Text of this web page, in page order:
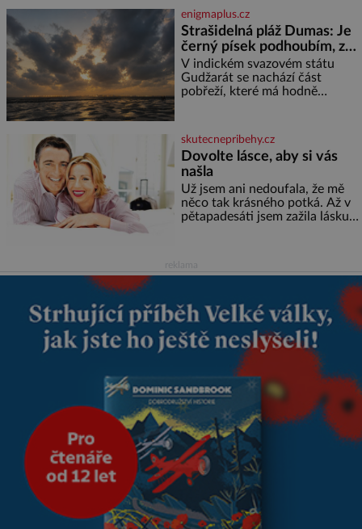
jediného dne můžete
nahlédnout do útrob jedné z
nejvýznamnějších vodních
elektráren v Evropě, vydat se na
horské hřebeny, projet se na
koloběžce a den zakončit
poznáváním památek ve
enigmaplus.cz
Strašidelná pláž Dumas: Je
černý písek podhoubím, ze
kterého roste zlo?
V indickém svazovém státu
Gudžarát se nachází část
pobřeží, které má hodně
Proč má pláž takové netypické
zbarvení? Nakolik jsou pravd
skutecnepribehy.cz
Dovolte lásce, aby si vás
našla
Už jsem ani nedoufala, že mě
něco tak krásného potká. Až v
pětapadesáti jsem zažila lásku
nás dali dohromady, Toník byl
dobře zaopatřený mladý muž.
Manželství nám oběma moc
nesvědčilo, brzy jsme zjistili, že